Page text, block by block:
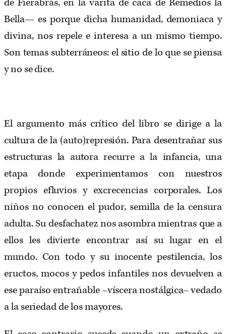
de Fierabrás, en la varita de caca de Remedios la
Bella— es porque dicha humanidad, demoniaca y
divina, nos repele e interesa a un mismo tiempo.
Son temas subterráneos: el sitio de lo que se piensa
y no se dice.
El argumento más crítico del libro se dirige a la
cultura de la (auto)represión. Para desentrañar sus
estructuras la autora recurre a la infancia, una
etapa donde experimentamos con nuestros
propios efluvios y excrecencias corporales. Los
niños no conocen el pudor, semilla de la censura
adulta. Su desfachatez nos asombra mientras que a
ellos les divierte encontrar así su lugar en el
mundo. Con todo y su inocente pestilencia, los
eructos, mocos y pedos infantiles nos devuelven a
ese paraíso entrañable –víscera nostálgica– vedado
a la seriedad de los mayores.